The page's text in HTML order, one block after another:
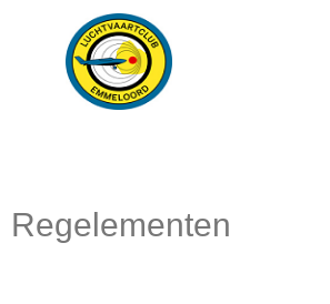
Regelementen